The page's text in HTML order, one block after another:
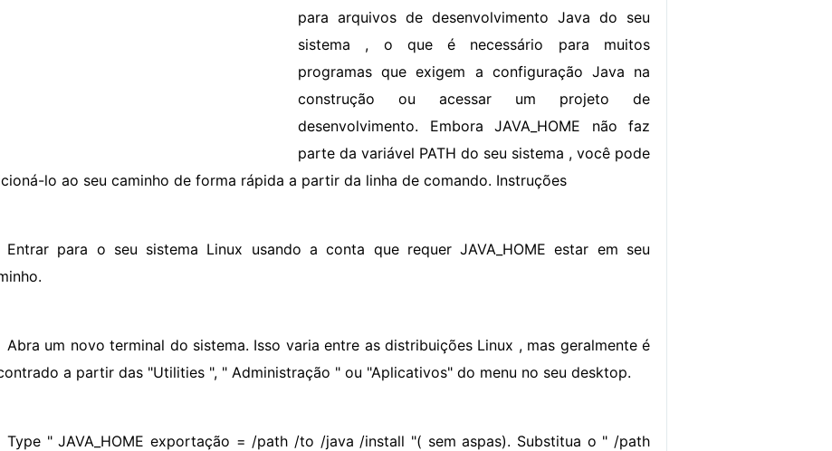
para arquivos de desenvolvimento Java do seu
sistema , o que é necessário para muitos
programas que exigem a configuração Java na
construção ou acessar um projeto de
desenvolvimento. Embora JAVA_HOME não faz
parte da variável PATH do seu sistema , você pode
lo ao seu caminho de forma rápida a partir da linha de comando. Instruções
Entrar para o seu sistema Linux usando a conta que requer JAVA_HOME estar em seu
Abra um novo terminal do sistema. Isso varia entre as distribuições Linux , mas geralmente é
a partir das "Utilities ", " Administração " ou "Aplicativos" do menu no seu desktop.
Type " JAVA_HOME exportação = /path /to /java /install "( sem aspas). Substitua o " /path